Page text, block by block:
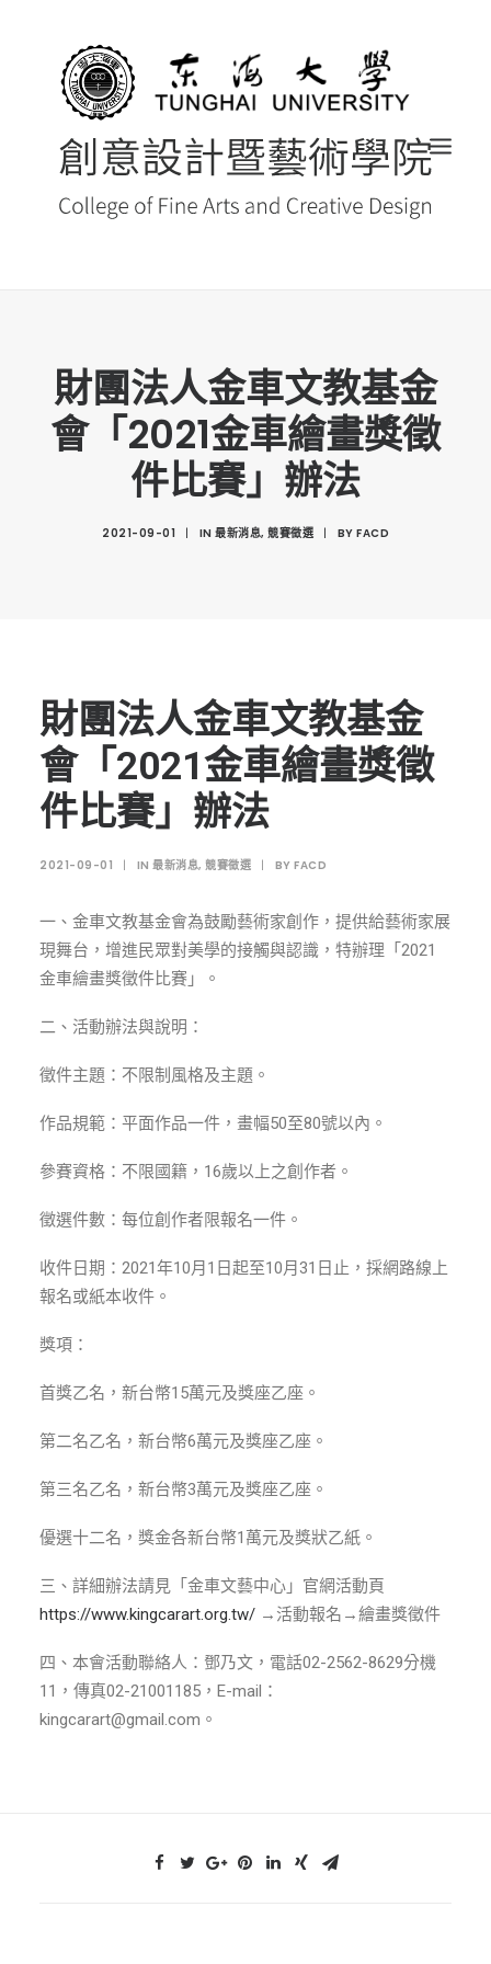
最新消息 NEWS
創藝院簡介
創意科技與藝術跨域學分學程
光點計畫智慧設計班
表單下載
招生資訊
高中生專區
境外生專區 PROSPECTIVE STUDENTS
聯絡我們 CONTACT
FACEBOOK
ENGLISH
財團法人金車文教基金
會「2021金車繪畫獎徵
件比賽」辦法
2021-09-01 | IN 最新消息, 競賽徵選 | BY FACD
財團法人金車文教基金
會「2021金車繪畫獎徵
件比賽」辦法
2021-09-01 | IN 最新消息, 競賽徵選 | BY FACD
一、金車文教基金會為鼓勵藝術家創作，提供給藝術家展
現舞台，增進民眾對美學的接觸與認識，特辦理「2021
金車繪畫獎徵件比賽」。
二、活動辦法與說明：
徵件主題：不限制風格及主題。
作品規範：平面作品一件，畫幅50至80號以內。
參賽資格：不限國籍，16歲以上之創作者。
徵選件數：每位創作者限報名一件。
收件日期：2021年10月1日起至10月31日止，採網路線上
報名或紙本收件。
獎項：
首獎乙名，新台幣15萬元及獎座乙座。
第二名乙名，新台幣6萬元及獎座乙座。
第三名乙名，新台幣3萬元及獎座乙座。
優選十二名，獎金各新台幣1萬元及獎狀乙紙。
三、詳細辦法請見「金車文藝中心」官網活動頁
https://www.kingcarart.org.tw/ →活動報名→繪畫獎徵件
四、本會活動聯絡人：鄧乃文，電話02-2562-8629分機
11，傳真02-21001185，E-mail：
kingcarart@gmail.com。